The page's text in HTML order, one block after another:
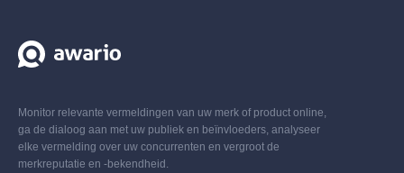
Monitor relevante vermeldingen van uw merk of product online,
ga de dialoog aan met uw publiek en beïnvloeders, analyseer
elke vermelding over uw concurrenten en vergroot de
merkreputatie en -bekendheid.